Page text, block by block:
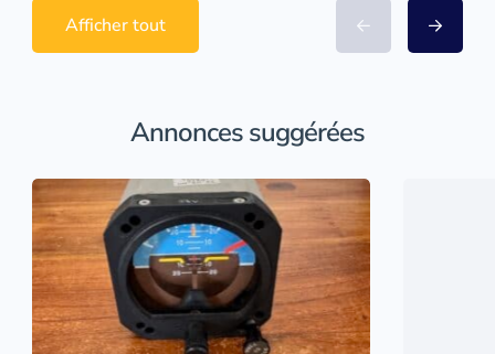
Afficher tout
Annonces suggérées